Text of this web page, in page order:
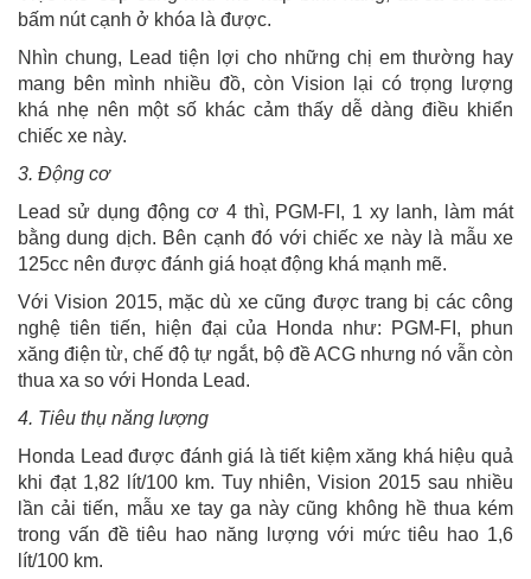
bấm nút cạnh ở khóa là được.
Nhìn chung, Lead tiện lợi cho những chị em thường hay
mang bên mình nhiều đồ, còn Vision lại có trọng lượng
khá nhẹ nên một số khác cảm thấy dễ dàng điều khiển
chiếc xe này.
3. Động cơ
Lead sử dụng động cơ 4 thì, PGM-FI, 1 xy lanh, làm mát
bằng dung dịch. Bên cạnh đó với chiếc xe này là mẫu xe
125cc nên được đánh giá hoạt động khá mạnh mẽ.
Với Vision 2015, mặc dù xe cũng được trang bị các công
nghệ tiên tiến, hiện đại của Honda như: PGM-FI, phun
xăng điện từ, chế độ tự ngắt, bộ đề ACG nhưng nó vẫn còn
thua xa so với Honda Lead.
4. Tiêu thụ năng lượng
Honda Lead được đánh giá là tiết kiệm xăng khá hiệu quả
khi đạt 1,82 lít/100 km. Tuy nhiên, Vision 2015 sau nhiều
lần cải tiến, mẫu xe tay ga này cũng không hề thua kém
trong vấn đề tiêu hao năng lượng với mức tiêu hao 1,6
lít/100 km.